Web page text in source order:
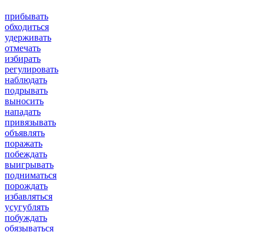
прибывать
обходиться
удерживать
отмечать
избирать
регулировать
наблюдать
подрывать
выносить
нападать
привязывать
объявлять
поражать
побеждать
выигрывать
подниматься
порождать
избавляться
усугублять
побуждать
обязываться